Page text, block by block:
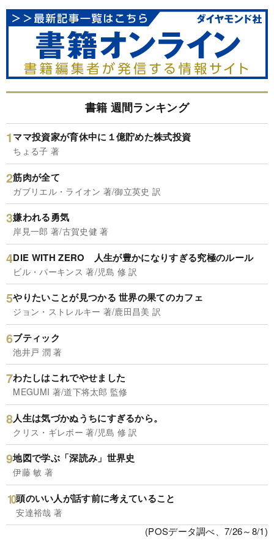
書籍 週間ランキング
ママ投資家が育休中に１億貯めた株式投資
ちょる子 著
筋肉が全て
ガブリエル・ライオン 著/御立英史 訳
嫌われる勇気
岸見一郎 著/古賀史健 著
DIE WITH ZERO 人生が豊かになりすぎる究極のルール
ビル・パーキンス 著/児島 修 訳
やりたいことが見つかる 世界の果てのカフェ
ジョン・ストレルキー 著/鹿田昌美 訳
ブティック
池井戸 潤 著
わたしはこれでやせました
MEGUMI 著/道下将太郎 監修
人生は気づかぬうちにすぎるから。
クリス・ギレボー 著/児島 修 訳
地図で学ぶ「深読み」世界史
伊藤 敏 著
頭のいい人が話す前に考えていること
安達裕哉 著
(POSデータ調べ、7/26～8/1)